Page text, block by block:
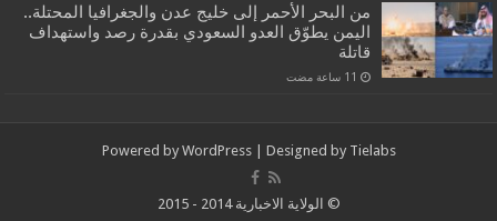
من البحر الأحمر إلى خليج عدن والجغرافيا المحتلة..
اليمن يطوّق العدو السعودي بقدرة رصد واستهداف
قاتلة
Powered by WordPress| Designed by Tielabs
© الولاية الاخبارية 2014 - 2015